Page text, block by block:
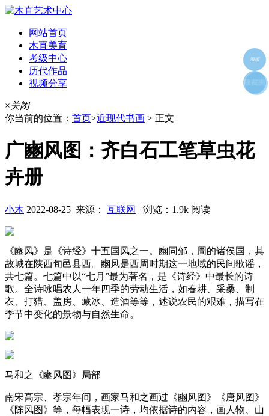
网站首页
木直美育
考级中心
历代作品
视频分享
×关闭
你当前的位置： 首页>近现代书画 > 正文
广豳风图：齐白石工笔草虫花
卉册
小木 2022-08-25 来源： 互联网 浏览：1.9k 阅读
《豳风》是《诗经》十五国风之一。豳同邠，周的诸侯国，其
故城在陕西旬邑县西。豳风是西周时期这一地域的民间歌谣，
共七篇。七篇中以“七月”最为著名，是《诗经》中最长的诗
歌。全诗咏唱农人一年四季的劳动生活，如春耕、采桑、制
衣、打猎、盖房、藏冰、造酒等等，述说农民的艰难，描写在
季节中变化的景物与自然生命。
马和之《豳风图》局部
南宋高宗、孝宗年间，画家马和之画过《豳风图》《唐风图》
《陈风图》等，每幅表现一诗，均依据诗的内容，画人物、山
海报
好友
朋友圈
收藏夹